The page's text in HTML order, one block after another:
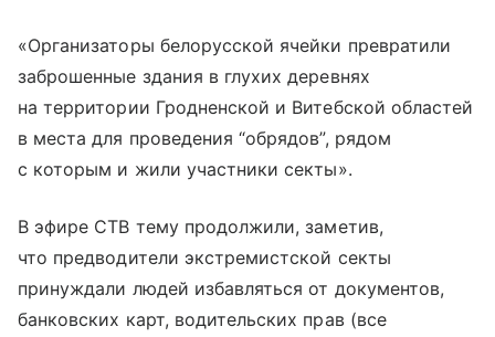
«Организаторы белорусской ячейки превратили
заброшенные здания в глухих деревнях
на территории Гродненской и Витебской областей
в места для проведения “обрядов”, рядом
с которым и жили участники секты».
В эфире СТВ тему продолжили, заметив,
что предводители экстремистской секты
принуждали людей избавляться от документов,
банковских карт, водительских прав (все